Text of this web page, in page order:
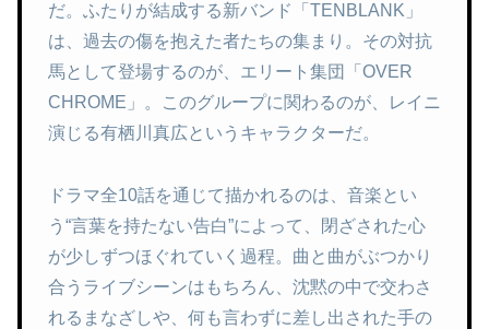
だ。ふたりが結成する新バンド「TENBLANK」
は、過去の傷を抱えた者たちの集まり。その対抗
馬として登場するのが、エリート集団「OVER
CHROME」。このグループに関わるのが、レイニ
演じる有栖川真広というキャラクターだ。
ドラマ全10話を通じて描かれるのは、音楽とい
う“言葉を持たない告白”によって、閉ざされた心
が少しずつほぐれていく過程。曲と曲がぶつかり
合うライブシーンはもちろん、沈黙の中で交わさ
れるまなざしや、何も言わずに差し出された手の